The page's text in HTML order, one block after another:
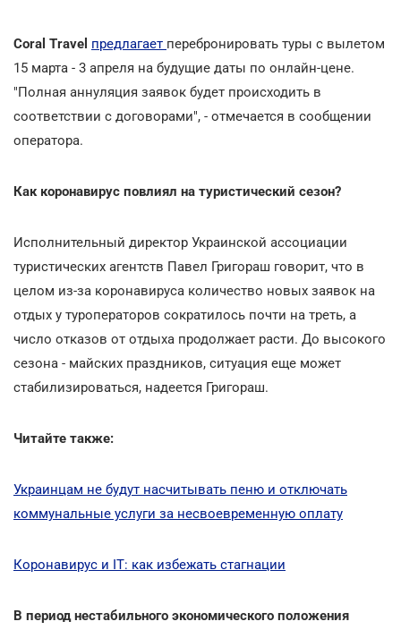
Coral Travel предлагает перебронировать туры с вылетом
15 марта - 3 апреля на будущие даты по онлайн-цене.
"Полная аннуляция заявок будет происходить в
соответствии с договорами", - отмечается в сообщении
оператора.
Как коронавирус повлиял на туристический сезон?
Исполнительный директор Украинской ассоциации
туристических агентств Павел Григораш говорит, что в
целом из-за коронавируса количество новых заявок на
отдых у туроператоров сократилось почти на треть, а
число отказов от отдыха продолжает расти. До высокого
сезона - майских праздников, ситуация еще может
стабилизироваться, надеется Григораш.
Читайте также:
Украинцам не будут насчитывать пеню и отключать
коммунальные услуги за несвоевременную оплату
Коронавирус и IТ: как избежать стагнации
В период нестабильного экономического положения